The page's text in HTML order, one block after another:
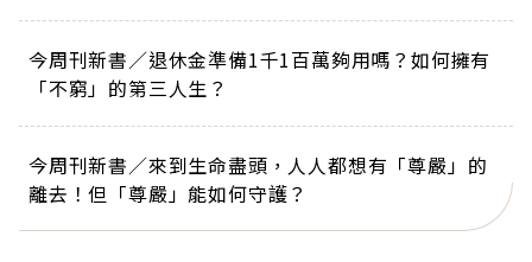
今周刊新書／退休金準備1千1百萬夠用嗎？如何擁有
「不窮」的第三人生？
今周刊新書／來到生命盡頭，人人都想有「尊嚴」的
離去！但「尊嚴」能如何守護？